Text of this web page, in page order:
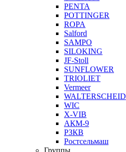
PENTA
POTTINGER
ROPA
Salford
SAMPO
SILOKING
JF-Stoll
SUNFLOWER
TRIOLIET
Vermeer
WALTERSCHEID
WIC
X-VIB
АКМ-9
РЗКВ
Ростсельмаш
Группы